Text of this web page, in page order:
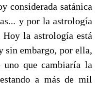
considerada satánica
y por la astrología
la astrología está
sin embargo, por ella,
uno que cambiaría la
a más de mil